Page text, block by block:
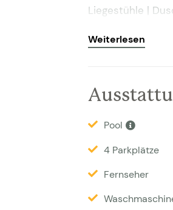
Liegestühle |
Interieur
Backofen. TV
Haus hat 2
Breit und ein
vermietet.
Weiterlesen
Pool
4 Parkplätze
Fernseher